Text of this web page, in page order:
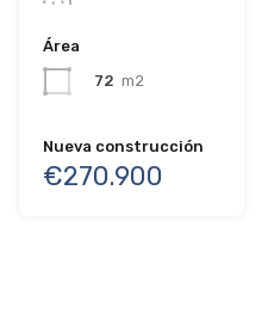
Área
72 m2
Nueva construcción
€270.900